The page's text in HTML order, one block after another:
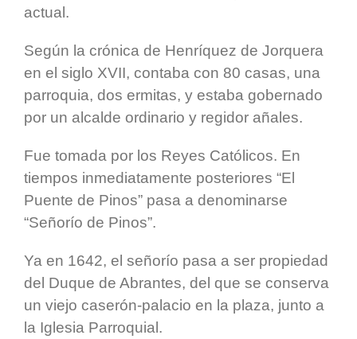
actual.
Según la crónica de Henríquez de Jorquera
en el siglo XVII, contaba con 80 casas, una
parroquia, dos ermitas, y estaba gobernado
por un alcalde ordinario y regidor añales.
Fue tomada por los Reyes Católicos. En
tiempos inmediatamente posteriores “El
Puente de Pinos” pasa a denominarse
“Señorío de Pinos”.
Ya en 1642, el señorío pasa a ser propiedad
del Duque de Abrantes, del que se conserva
un viejo caserón-palacio en la plaza, junto a
la Iglesia Parroquial.